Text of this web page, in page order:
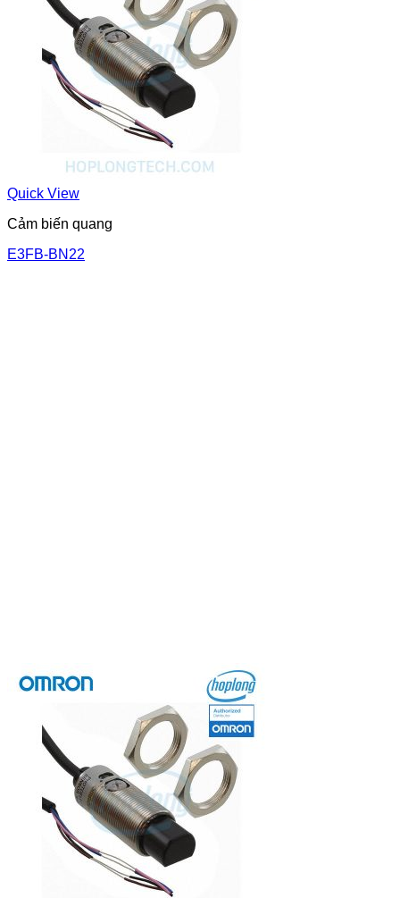
Quick View
Cảm biến quang
E3FB-BN22